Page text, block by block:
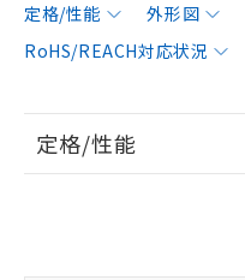
定格/性能 外形図
RoHS/REACH対応状況
定格/性能